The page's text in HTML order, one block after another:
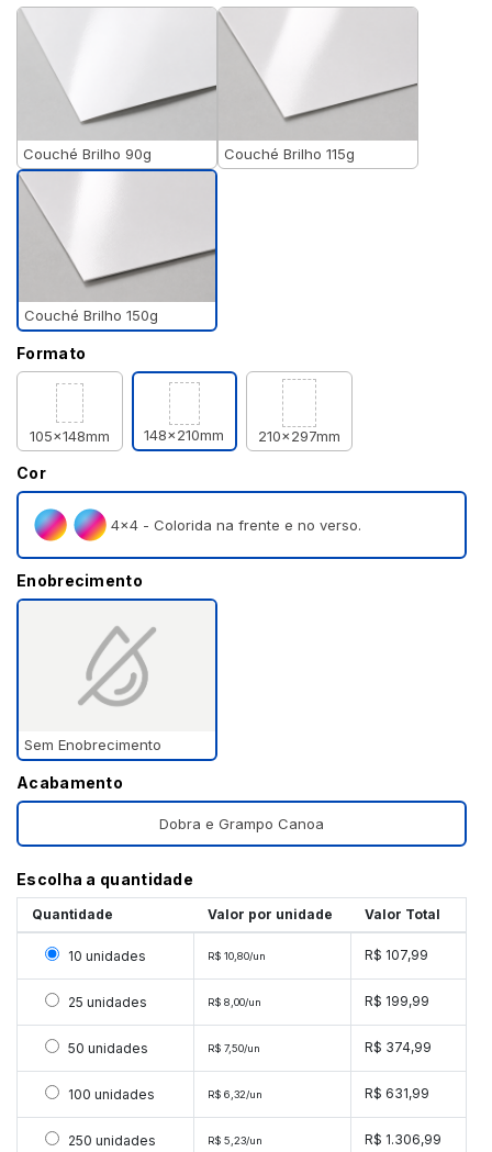
Couché Brilho 90g Couché Brilho 115g
Couché Brilho 150g
Formato
105x148mm 148x210mm 210x297mm
Cor
4×4 - Colorida na frente e no verso.
Enobrecimento
Sem Enobrecimento
Acabamento
Dobra e Grampo Canoa
Escolha a quantidade
Quantidade Valor por unidade Valor Total
Selecionar 10 unidades
10 unidades R$ 10,80/un R$ 107,99
Selecionar 25 unidades
25 unidades R$ 8,00/un R$ 199,99
Selecionar 50 unidades
50 unidades R$ 7,50/un R$ 374,99
Selecionar 100 unidades
100 unidades R$ 6,32/un R$ 631,99
Selecionar 250 unidades
250 unidades R$ 5,23/un R$ 1.306,99